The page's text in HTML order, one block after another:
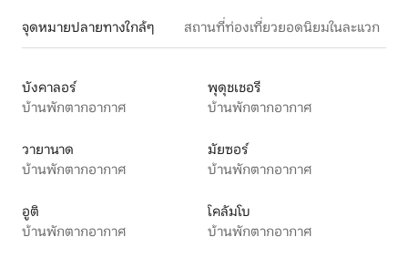
จุดหมายปลายทางใกล้ๆ สถานที่ท่องเที่ยวยอดนิยมในละแวก
บังคาลอร์
บ้านพักตากอากาศ
พุดุชเชอรี
บ้านพักตากอากาศ
วายานาด
บ้านพักตากอากาศ
มัยซอร์
บ้านพักตากอากาศ
อูติ
บ้านพักตากอากาศ
โคลัมโบ
บ้านพักตากอากาศ